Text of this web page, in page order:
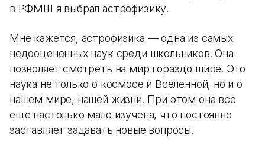
в РФМШ я выбрал астрофизику.
Мне кажется, астрофизика — одна из самых
недооцененных наук среди школьников. Она
позволяет смотреть на мир гораздо шире. Это
наука не только о космосе и Вселенной, но и о
нашем мире, нашей жизни. При этом она все
еще настолько мало изучена, что постоянно
заставляет задавать новые вопросы.